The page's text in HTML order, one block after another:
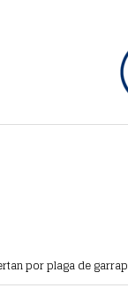
estrategia para
falta de agua, vecinos